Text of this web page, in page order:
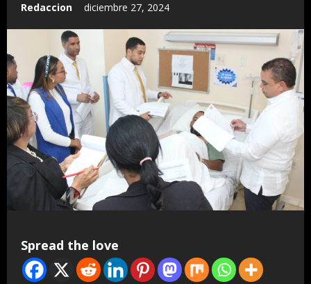
Redaccion diciembre 27, 2024
Spread the love